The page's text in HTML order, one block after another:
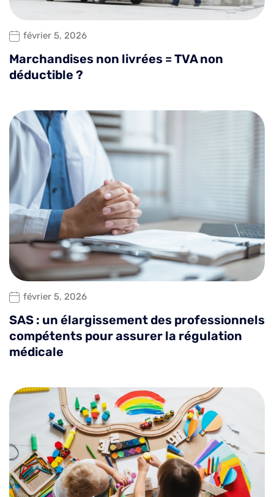
février 5, 2026
Marchandises non livrées = TVA non
déductible ?
février 5, 2026
SAS : un élargissement des professionnels
compétents pour assurer la régulation
médicale